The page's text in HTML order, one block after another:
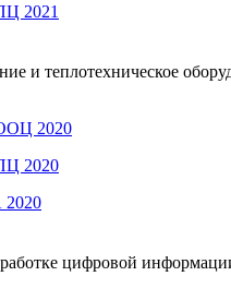
2021
и теплотехническое
2020
2020
2020
цифровой